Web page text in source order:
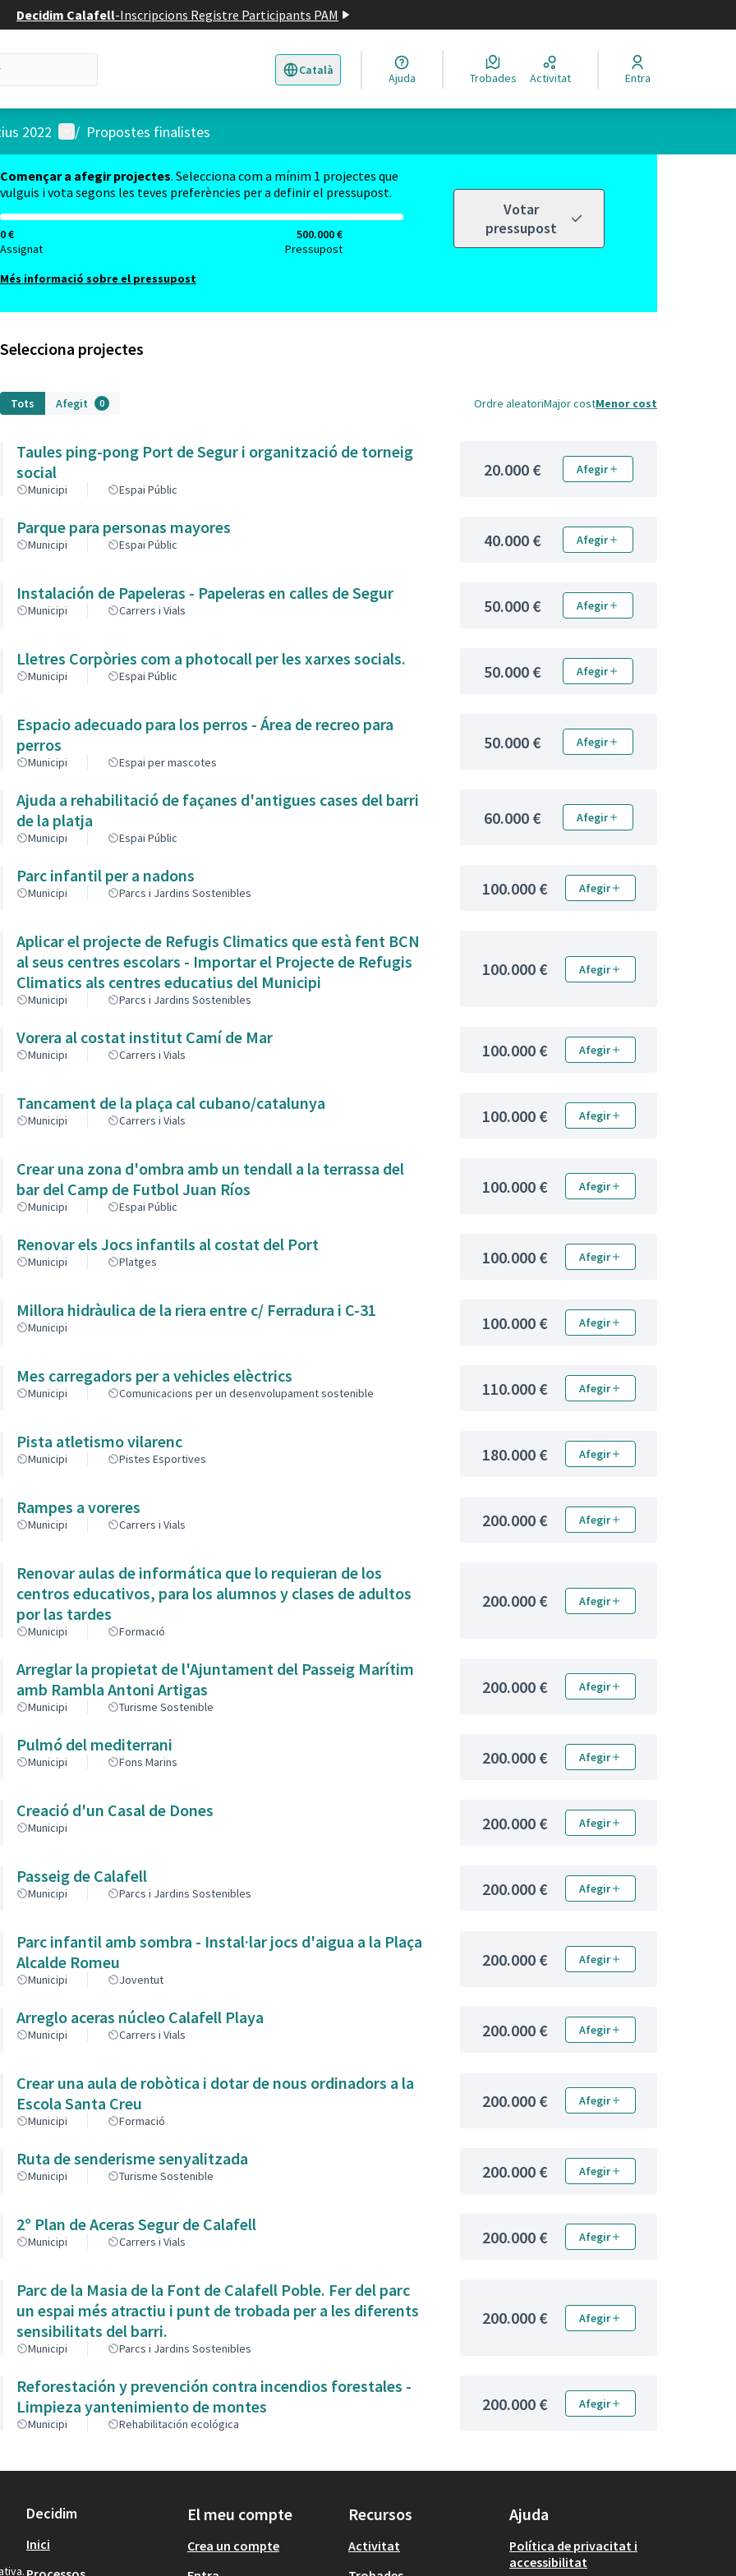
Decidim Calafell-Inscripcions Registre Participants PAM
Català
Triar la llengua Elegir el idioma
Ajuda Trobades Activitat Entra
2022 Menú d'usuari
/ Propostes finalistes
Començar a afegir projectes. Selecciona com a mínim 1 projectes que
vulguis i vota segons les teves preferències per a definir el pressupost.
0 €
Assignat
500.000 €
Pressupost
Votar
pressupost
Més informació sobre el pressupost
Selecciona projectes
Tots Afegit 0 Ordre aleatoriMajor costMenor cost
Taules ping-pong Port de Segur i organització de torneig
social
Municipi Espai Públic
20.000 € Afegir
Parque para personas mayores
Municipi Espai Públic 40.000 € Afegir
Instalación de Papeleras - Papeleras en calles de Segur
Municipi Carrers i Vials 50.000 € Afegir
Lletres Corpòries com a photocall per les xarxes socials.
Municipi Espai Públic 50.000 € Afegir
Espacio adecuado para los perros - Área de recreo para
perros
Municipi Espai per mascotes
50.000 € Afegir
Ajuda a rehabilitació de façanes d'antigues cases del barri
de la platja
Municipi Espai Públic
60.000 € Afegir
Parc infantil per a nadons
Municipi Parcs i Jardins Sostenibles 100.000 € Afegir
Aplicar el projecte de Refugis Climatics que està fent BCN
al seus centres escolars - Importar el Projecte de Refugis
Climatics als centres educatius del Municipi
Municipi Parcs i Jardins Sostenibles
100.000 € Afegir
Vorera al costat institut Camí de Mar
Municipi Carrers i Vials 100.000 € Afegir
Tancament de la plaça cal cubano/catalunya
Municipi Carrers i Vials 100.000 € Afegir
Crear una zona d'ombra amb un tendall a la terrassa del
bar del Camp de Futbol Juan Ríos
Municipi Espai Públic
100.000 € Afegir
Renovar els Jocs infantils al costat del Port
Municipi Platges 100.000 € Afegir
Millora hidràulica de la riera entre c/ Ferradura i C-31
Municipi 100.000 € Afegir
Mes carregadors per a vehicles elèctrics
Municipi Comunicacions per un desenvolupament sostenible 110.000 € Afegir
Pista atletismo vilarenc
Municipi Pistes Esportives 180.000 € Afegir
Rampes a voreres
Municipi Carrers i Vials 200.000 € Afegir
Renovar aulas de informática que lo requieran de los
centros educativos, para los alumnos y clases de adultos
por las tardes
Municipi Formació
200.000 € Afegir
Arreglar la propietat de l'Ajuntament del Passeig Marítim
amb Rambla Antoni Artigas
Municipi Turisme Sostenible
200.000 € Afegir
Pulmó del mediterrani
Municipi Fons Marins 200.000 € Afegir
Creació d'un Casal de Dones
Municipi 200.000 € Afegir
Passeig de Calafell
Municipi Parcs i Jardins Sostenibles 200.000 € Afegir
Parc infantil amb sombra - Instal·lar jocs d'aigua a la Plaça
Alcalde Romeu
Municipi Joventut
200.000 € Afegir
Arreglo aceras núcleo Calafell Playa
Municipi Carrers i Vials 200.000 € Afegir
Crear una aula de robòtica i dotar de nous ordinadors a la
Escola Santa Creu
Municipi Formació
200.000 € Afegir
Ruta de senderisme senyalitzada
Municipi Turisme Sostenible 200.000 € Afegir
2º Plan de Aceras Segur de Calafell
Municipi Carrers i Vials 200.000 € Afegir
Parc de la Masia de la Font de Calafell Poble. Fer del parc
un espai més atractiu i punt de trobada per a les diferents
sensibilitats del barri.
Municipi Parcs i Jardins Sostenibles
200.000 € Afegir
Reforestación y prevención contra incendios forestales -
Limpieza yantenimiento de montes
Municipi Rehabilitación ecológica
200.000 € Afegir
Decidim
Inici
El meu compte
Crea un compte
Recursos
Activitat
Ajuda
Política de privacitat i
accessibilitat